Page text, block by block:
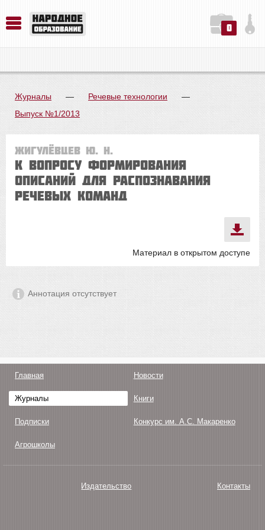
0
Журналы — Речевые технологии
—
Выпуск №1/2013
Жигулёвцев Ю. Н.
К вопросу формирования
описаний для распознавания
речевых команд
Материал в открытом доступе
Аннотация отсутствует
Главная Новости
Журналы Книги
Подписки Конкурс им. А.С. Макаренко
Агрошколы
Издательство Контакты